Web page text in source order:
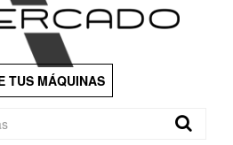
TUS MÁQUINAS